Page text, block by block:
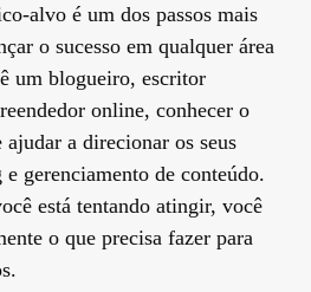
alvo é um dos passos mais
o sucesso em qualquer área
um blogueiro, escritor
online, conhecer o
a direcionar os seus
gerenciamento de conteúdo.
está tentando atingir, você
o que precisa fazer para